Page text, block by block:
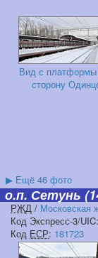
Вид с
сторону
▶ Ещё 46 фото
о.п. Сетунь
РЖД / Московская
Код Экспресс-3/
Код ЕСР: 181723